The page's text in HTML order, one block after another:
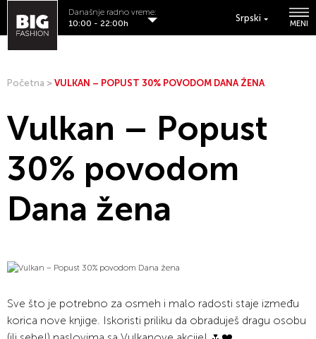
Srpski
MENI
Današnje radno vreme:
10:00 - 22:00h
Početna > VULKAN – POPUST 30% POVODOM DANA ŽENA
Vulkan – Popust
30% povodom
Dana žena
Sve što je potrebno za osmeh i malo radosti staje između
korica nove knjige. Iskoristi priliku da obraduješ dragu osobu